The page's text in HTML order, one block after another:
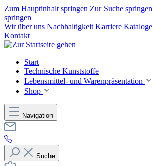
Zum Hauptinhalt springen Zur Suche springen
springen
Wir über uns Nachhaltigkeit Karriere Kataloge
Kontakt
Start
Technische Kunststoffe
Lebensmittel- und Warenpräsentation
Shop
Navigation
Suche